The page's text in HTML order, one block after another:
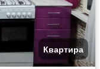
Квартира